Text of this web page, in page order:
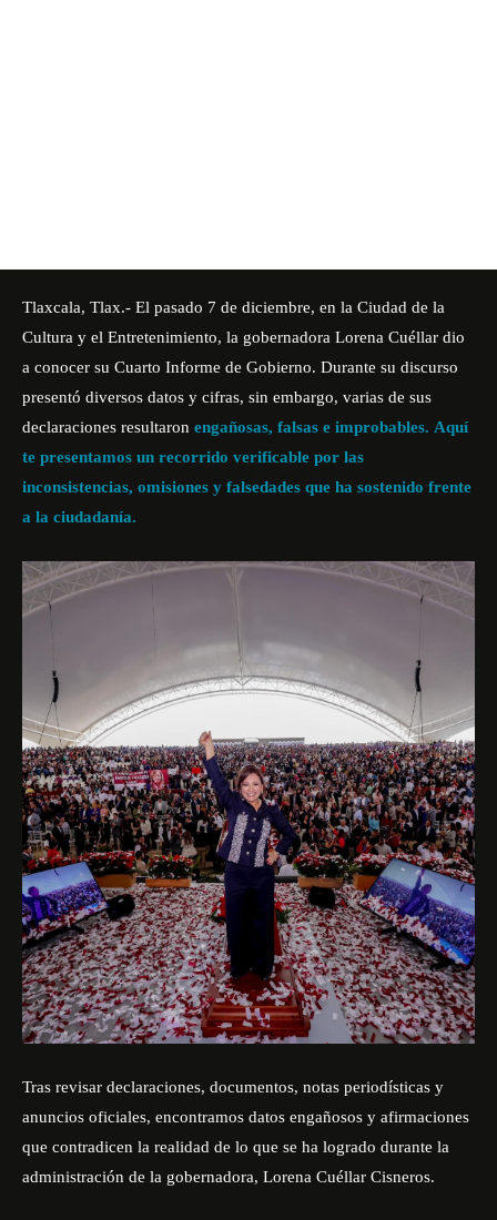
Tlaxcala, Tlax.- El pasado 7 de diciembre, en la Ciudad de la
Cultura y el Entretenimiento, la gobernadora Lorena Cuéllar dio
a conocer su Cuarto Informe de Gobierno. Durante su discurso
presentó diversos datos y cifras, sin embargo, varias de sus
declaraciones resultaron engañosas, falsas e improbables. Aquí
te presentamos un recorrido verificable por las
inconsistencias, omisiones y falsedades que ha sostenido frente
a la ciudadanía.
Tras revisar declaraciones, documentos, notas periodísticas y
anuncios oficiales, encontramos datos engañosos y afirmaciones
que contradicen la realidad de lo que se ha logrado durante la
administración de la gobernadora, Lorena Cuéllar Cisneros.